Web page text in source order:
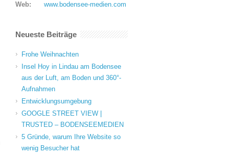
Web:
www.bodensee-medien.com
Neueste Beiträge
Frohe Weihnachten
Insel Hoy in Lindau am Bodensee
aus der Luft, am Boden und 360°-
Aufnahmen
Entwicklungsumgebung
GOOGLE STREET VIEW |
TRUSTED – BODENSEEMEDIEN
5 Gründe, warum Ihre Website so
wenig Besucher hat